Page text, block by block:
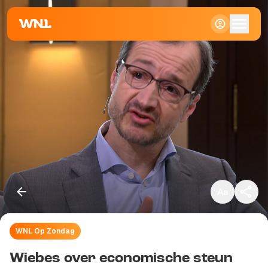
Standaard
Groot
WNL Op Zondag
Wiebes over economische steun